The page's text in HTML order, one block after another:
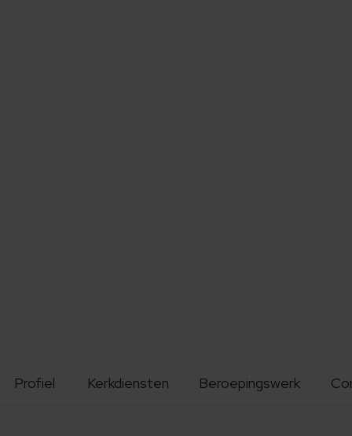
Profiel Kerkdiensten Beroepingswerk